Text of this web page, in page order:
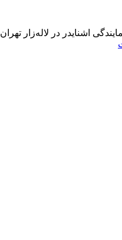
اشنایدر در لاله‌زار تهران